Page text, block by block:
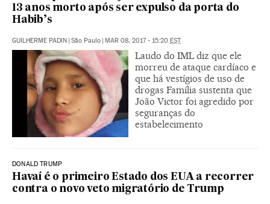
13 anos morto após ser expulso da porta do
Habib’s
GUILHERME PADIN | São Paulo | MAR 08, 2017 - 15:20 EST
Laudo do IML diz que ele
morreu de ataque cardíaco e
que há vestígios de uso de
drogas Família sustenta que
João Victor foi agredido por
seguranças do
estabelecimento
DONALD TRUMP
Havaí é o primeiro Estado dos EUA a recorrer
contra o novo veto migratório de Trump